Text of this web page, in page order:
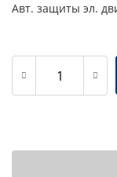
Авт. защиты эл.